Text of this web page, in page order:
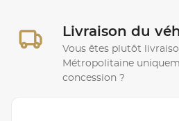
Livraison du
Vous êtes plutôt
Métropolitaine
concession ?